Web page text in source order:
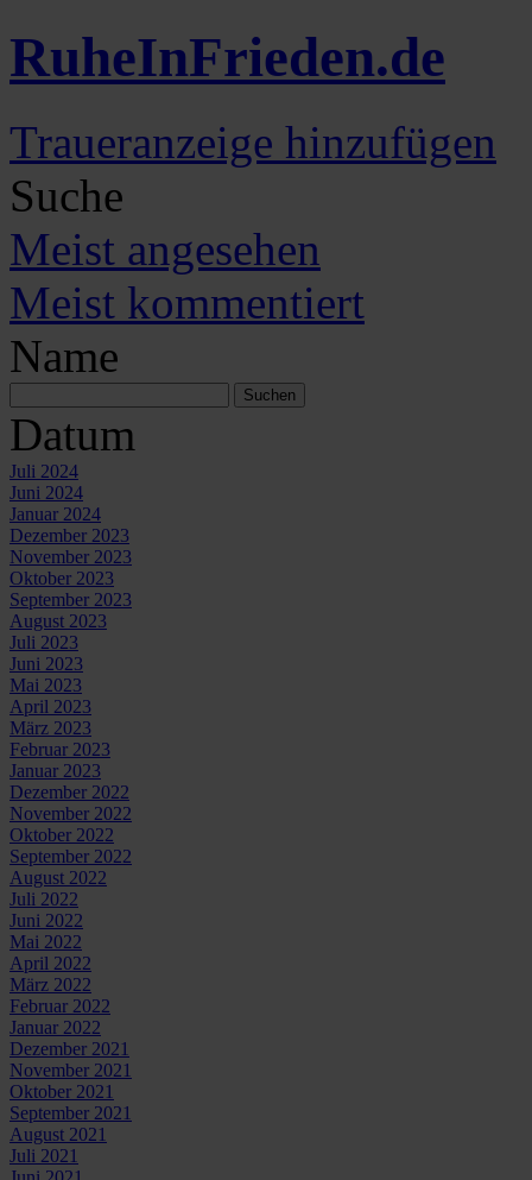
RuheInFrieden.de
Traueranzeige hinzufügen
Suche
Meist angesehen
Meist kommentiert
Name
Datum
Juli 2024
Juni 2024
Januar 2024
Dezember 2023
November 2023
Oktober 2023
September 2023
August 2023
Juli 2023
Juni 2023
Mai 2023
April 2023
März 2023
Februar 2023
Januar 2023
Dezember 2022
November 2022
Oktober 2022
September 2022
August 2022
Juli 2022
Juni 2022
Mai 2022
April 2022
März 2022
Februar 2022
Januar 2022
Dezember 2021
November 2021
Oktober 2021
September 2021
August 2021
Juli 2021